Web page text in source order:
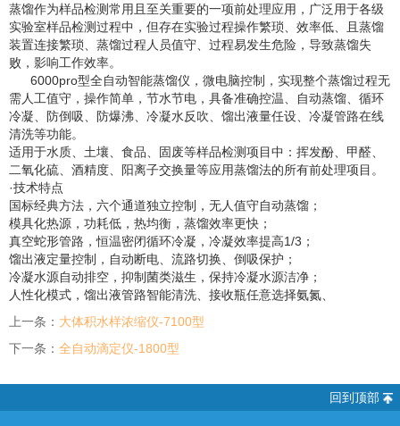
蒸馏作为样品检测常用且至关重要的一项前处理应用，广泛用于各级
实验室样品检测过程中，但存在实验过程操作繁琐、效率低、且蒸馏
装置连接繁琐、蒸馏过程人员值守、过程易发生危险，导致蒸馏失
败，影响工作效率。
6000pro型全自动智能蒸馏仪 ，微电脑控制，实现整个蒸馏过程无
需人工值守，操作简单，节水节电，具备准确控温、自动蒸馏、循环
冷凝、防倒吸、防爆沸、冷凝水反吹、馏出液量任设、冷凝管路在线
清洗等功能。
适用于水质、土壤、食品、固废等样品检测项目中：挥发酚、甲醛、
二氧化硫、酒精度、阳离子交换量等应用蒸馏法的所有前处理项目。
·技术特点
国标经典方法，六个通道独立控制，无人值守自动蒸馏；
模具化热源，功耗低，热均衡，蒸馏效率更快；
真空蛇形管路，恒温密闭循环冷凝，冷凝效率提高1/3；
馏出液定量控制，自动断电、流路切换、倒吸保护；
冷凝水源自动排空，抑制菌类滋生，保持冷凝水源洁净；
人性化模式，馏出液管路智能清洗、接收瓶任意选择氨氮、
上一条： 大体积水样浓缩仪-7100型
下一条： 全自动滴定仪-1800型
回到顶部